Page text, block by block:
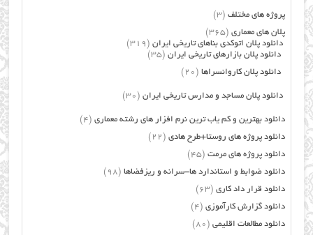
پروژه های مختلف (3)
پلان های معماری (365)
دانلود پلان اتوکدی بناهای تاریخی ایران (319)
دانلود پلان بازارهای تاریخی ایران (35)
دانلود پلان کاروانسراها (20)
دانلود پلان مساجد و مدارس تاریخی ایران (30)
دانلود بهترین و کم یاب ترین نرم افزار های رشته معماری (4)
دانلود پروژه های روستا+طرح هادی (22)
دانلود پروژه های مرمت (45)
دانلود ضوابط و استاندارد ها-سرانه و ریزفضاها (98)
دانلود قرار داد کاری (63)
دانلود گزارش کارآموزی (4)
دانلود مطالعات اقلیمی (80)